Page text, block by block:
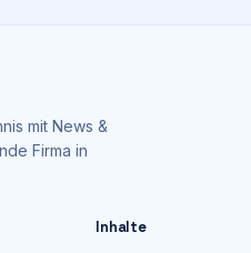
mit News &
Firma in
Inhalte